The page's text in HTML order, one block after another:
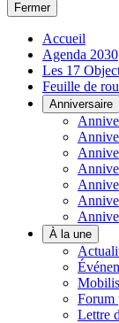
Fermer
Accueil
Agenda 2030
Les 17
Feuille de
Anniversaire
À la une
Forum
Lettre